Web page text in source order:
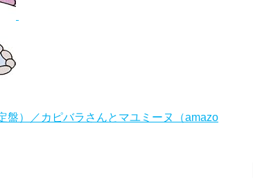
盤）／カピバラさんとマユミーヌ（amazo